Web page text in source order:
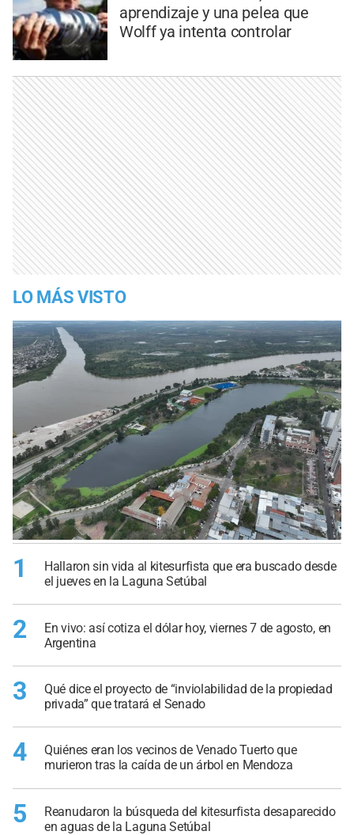
aprendizaje y una pelea que
Wolff ya intenta controlar
LO MÁS VISTO
1
Hallaron sin vida al kitesurfista que era buscado desde
el jueves en la Laguna Setúbal
2
En vivo: así cotiza el dólar hoy, viernes 7 de agosto, en
Argentina
3
Qué dice el proyecto de “inviolabilidad de la propiedad
privada” que tratará el Senado
4
Quiénes eran los vecinos de Venado Tuerto que
murieron tras la caída de un árbol en Mendoza
5
Reanudaron la búsqueda del kitesurfista desaparecido
en aguas de la Laguna Setúbal